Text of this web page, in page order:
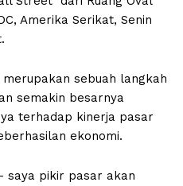
Amerika Serikat, Senin
sebuah langkah
semakin besarnya
terhadap kinerja pasar
ekonomi.
saya pikir pasar akan